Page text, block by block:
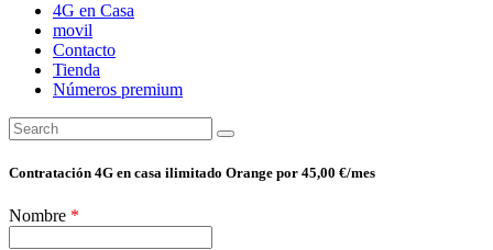
4G en Casa
movil
Contacto
Tienda
Números premium
Contratación 4G en casa ilimitado Orange por 45,00 €/mes
Nombre *